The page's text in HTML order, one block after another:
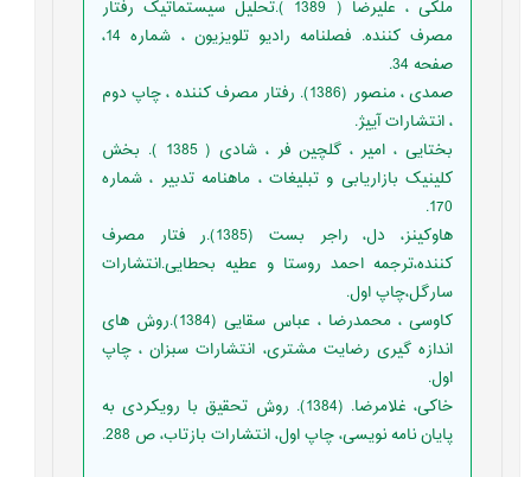
ملکی ، علیرضا ( 1389 ).تحلیل سیستماتیک رفتار
مصرف کننده. فصلنامه رادیو تلویزیون ، شماره 14،
صفحه 34.
صمدی ، منصور (1386). رفتار مصرف کننده ، چاپ دوم
، انتشارات آییژ.
بختایی ، امیر ، گلچین فر ، شادی ( 1385 ). بخش
کلینیک بازاریابی و تبلیغات ، ماهنامه تدبیر ، شماره
170.
هاوکینز، دل، راجر بست (1385).ر فتار مصرف
کننده،ترجمه احمد روستا و عطیه بحطایی.انتشارات
سارگل،چاپ اول.
کاوسی ، محمدرضا ، عباس سقایی (1384).روش های
اندازه گیری رضایت مشتری، انتشارات سبزان ، چاپ
اول.
خاکی، غلامرضا. (1384). روش تحقیق با رویکردی به
پایان نامه نویسی، چاپ اول، انتشارات بازتاب، ص 288.